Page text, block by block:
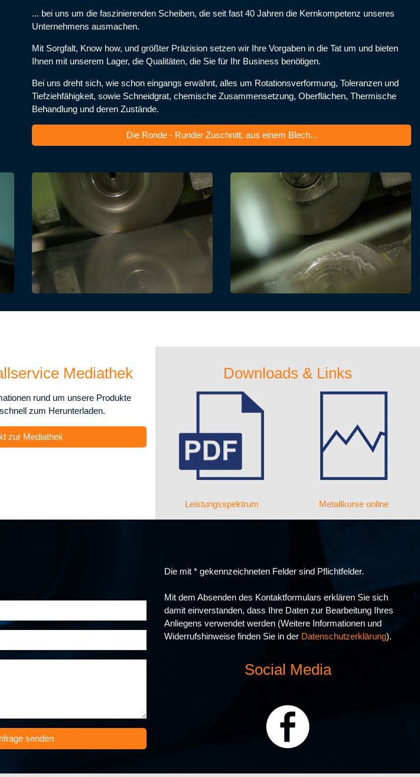
... bei uns um die faszinierenden Scheiben, die seit fast 40 Jahren die Kernkompetenz unseres
Unternehmens ausmachen.
Mit Sorgfalt, Know how, und größter Präzision setzen wir Ihre Vorgaben in die Tat um und bieten
Ihnen mit unserem Lager, die Qualitäten, die Sie für Ihr Business benötigen.
Bei uns dreht sich, wie schon eingangs erwähnt, alles um Rotationsverformung, Toleranzen und
Tiefziehfähigkeit, sowie Schneidgrat, chemische Zusammensetzung, Oberflächen, Thermische
Behandlung und deren Zustände.
Die Ronde - Runder Zuschnitt, aus einem Blech...
Mediathek
rund um unsere Produkte
zum Herunterladen.
zur Mediathek
Downloads & Links
Leistungsspektrum Metallkurse online
senden
Die mit * gekennzeichneten Felder sind Pflichtfelder.
Mit dem Absenden des Kontaktformulars erklären Sie sich
damit einverstanden, dass Ihre Daten zur Bearbeitung Ihres
Anliegens verwendet werden (Weitere Informationen und
Widerrufshinweise finden Sie in der Datenschutzerklärung).
Social Media